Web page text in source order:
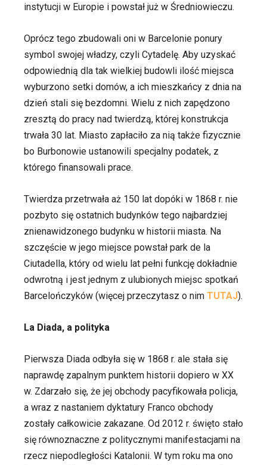
instytucji w Europie i powstał już w Średniowieczu.
Oprócz tego zbudowali oni w Barcelonie ponury
symbol swojej władzy, czyli Cytadelę. Aby uzyskać
odpowiednią dla tak wielkiej budowli ilość miejsca
wyburzono setki domów, a ich mieszkańcy z dnia na
dzień stali się bezdomni. Wielu z nich zapędzono
zresztą do pracy nad twierdzą, której konstrukcja
trwała 30 lat. Miasto zapłaciło za nią także fizycznie
bo Burbonowie ustanowili specjalny podatek, z
którego finansowali prace.
Twierdza przetrwała aż 150 lat dopóki w 1868 r. nie
pozbyto się ostatnich budynków tego najbardziej
znienawidzonego budynku w historii miasta. Na
szczęście w jego miejsce powstał park de la
Ciutadella, który od wielu lat pełni funkcję dokładnie
odwrotną i jest jednym z ulubionych miejsc spotkań
Barcelończyków (więcej przeczytasz o nim TUTAJ).
La Diada, a polityka
Pierwsza Diada odbyła się w 1868 r. ale stała się
naprawdę zapalnym punktem historii dopiero w XX
w. Zdarzało się, że jej obchody pacyfikowała policja,
a wraz z nastaniem dyktatury Franco obchody
zostały całkowicie zakazane. Od 2012 r. święto stało
się równoznaczne z politycznymi manifestacjami na
rzecz niepodległości Katalonii. W tym roku ma ono